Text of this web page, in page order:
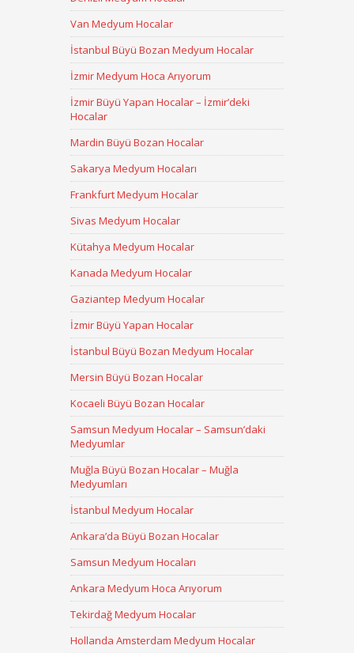
Van Medyum Hocalar
İstanbul Büyü Bozan Medyum Hocalar
İzmir Medyum Hoca Arıyorum
İzmir Büyü Yapan Hocalar – İzmir’deki
Hocalar
Mardin Büyü Bozan Hocalar
Sakarya Medyum Hocaları
Frankfurt Medyum Hocalar
Sivas Medyum Hocalar
Kütahya Medyum Hocalar
Kanada Medyum Hocalar
Gaziantep Medyum Hocalar
İzmir Büyü Yapan Hocalar
İstanbul Büyü Bozan Medyum Hocalar
Mersin Büyü Bozan Hocalar
Kocaeli Büyü Bozan Hocalar
Samsun Medyum Hocalar – Samsun’daki
Medyumlar
Muğla Büyü Bozan Hocalar – Muğla
Medyumları
İstanbul Medyum Hocalar
Ankara’da Büyü Bozan Hocalar
Samsun Medyum Hocaları
Ankara Medyum Hoca Arıyorum
Tekirdağ Medyum Hocalar
Hollanda Amsterdam Medyum Hocalar